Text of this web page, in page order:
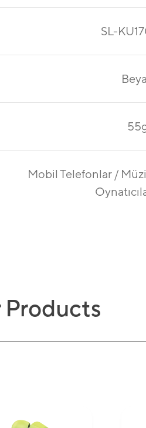
SL-
Mobil Telefonlar /
Products